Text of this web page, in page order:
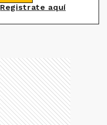
Registrate aquí